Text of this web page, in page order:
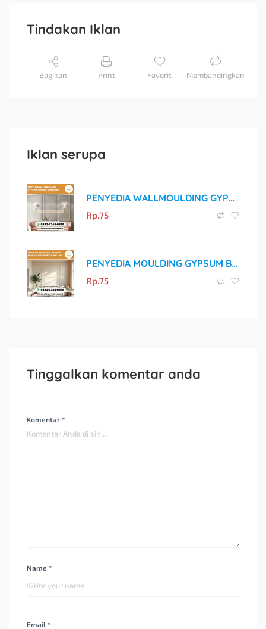
Tindakan Iklan
Bagikan Print Favorit Membandingkan
Iklan serupa
PENYEDIA WALLMOULDING GYPSUM TERBAIK DI MALANG
Rp.75
PENYEDIA MOULDING GYPSUM BERKUALITAS DI KOTA MALANG
Rp.75
Tinggalkan komentar anda
Komentar *
Name *
Email *